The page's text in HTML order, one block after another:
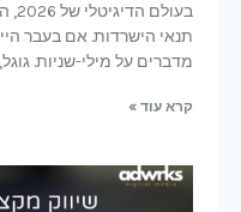
בעולם
תנאי הישרדות. אם בעבר היינו
מדברים על מילי-שניות. גוגל,
קרא עוד »